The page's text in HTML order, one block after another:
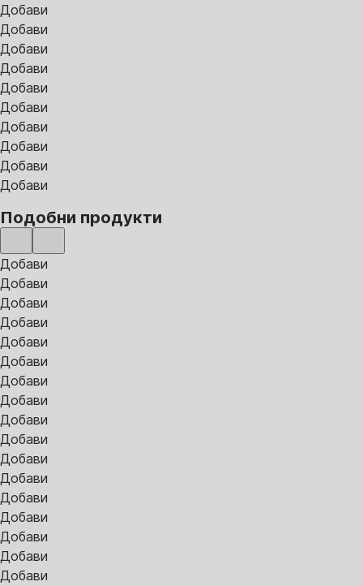
Добави
Добави
Добави
Добави
Добави
Добави
Добави
Добави
Добави
Добави
Подобни продукти
Добави
Добави
Добави
Добави
Добави
Добави
Добави
Добави
Добави
Добави
Добави
Добави
Добави
Добави
Добави
Добави
Добави